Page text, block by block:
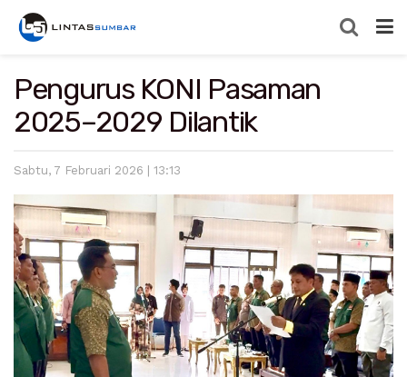
Pengurus KONI Pasaman
2025–2029 Dilantik
Sabtu, 7 Februari 2026 | 13:13